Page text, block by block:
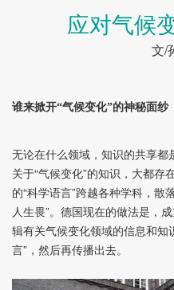
应对气候
文/
谁来掀开“气候变化”的神秘面纱
无论在什么领域，知识的共享都
关于“气候变化”的知识，大都
的“科学语言”跨越各种学科，散
人生畏”。德国现在的做法是，
辑有关气候变化领域的信息和知
言”，然后再传播出去。